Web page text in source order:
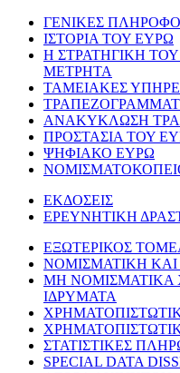
ΓΕΝΙΚΕΣ
ΙΣΤΟΡΙΑ ΤΟΥ ΕΥΡΩ
Η ΣΤΡΑΤΗΓΙΚΗ
ΜΕΤΡΗΤΑ
ΤΑΜΕΙΑΚΕΣ
ΑΝΑΚΥΚΛΩΣΗ
ΠΡΟΣΤΑΣΙΑ ΤΟΥ
ΨΗΦΙΑΚΟ ΕΥΡΩ
ΕΚΔΟΣΕΙΣ
ΕΡΕΥΝΗΤΙΚΗ
ΕΞΩΤΕΡΙΚΟΣ
ΝΟΜΙΣΜΑΤΙΚΗ ΚΑΙ
ΜΗ ΝΟΜΙΣΜΑΤΙΚΑ
ΙΔΡΥΜΑΤΑ
ΣΤΑΤΙΣΤΙΚΕΣ
SPECIAL DATA